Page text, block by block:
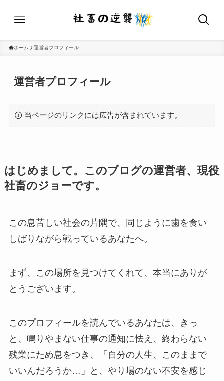
ホーム 運営者プロフィール
運営者プロフィール
当ページのリンクには広告が含まれています。
はじめまして。このブログの運営者、現役
社畜のジョーです。
この息苦しい社会の片隅で、同じように歯を食い
しばりながら戦っているあなたへ。
まず、この場所を見つけてくれて、本当にありが
とうございます。
このプロフィールを読んでいるあなたは、きっ
と、鳴りやまない仕事の通知に怯え、終わらない
残業にため息をつき、「自分の人生、このままで
いいんだろうか…」と、やり場のない不安を感じ